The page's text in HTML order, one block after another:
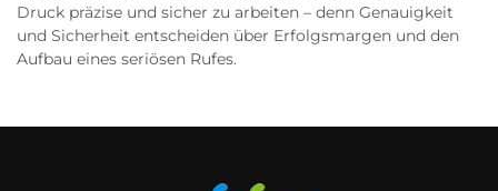
Druck präzise und sicher zu arbeiten – denn Genauigkeit
und Sicherheit entscheiden über Erfolgsmargen und den
Aufbau eines seriösen Rufes.